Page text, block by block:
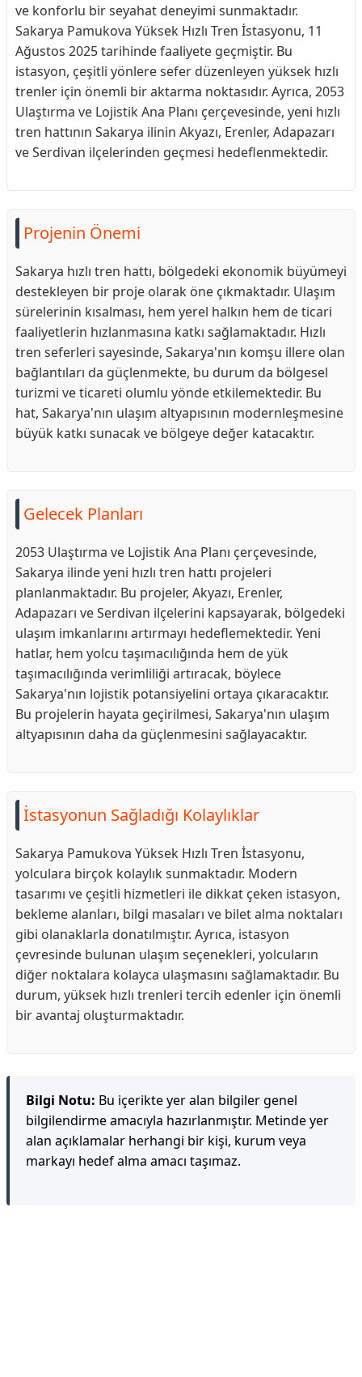
ve konforlu bir seyahat deneyimi sunmaktadır.
Sakarya Pamukova Yüksek Hızlı Tren İstasyonu, 11
Ağustos 2025 tarihinde faaliyete geçmiştir. Bu
istasyon, çeşitli yönlere sefer düzenleyen yüksek hızlı
trenler için önemli bir aktarma noktasıdır. Ayrıca, 2053
Ulaştırma ve Lojistik Ana Planı çerçevesinde, yeni hızlı
tren hattının Sakarya ilinin Akyazı, Erenler, Adapazarı
ve Serdivan ilçelerinden geçmesi hedeflenmektedir.
Projenin Önemi
Sakarya hızlı tren hattı, bölgedeki ekonomik büyümeyi
destekleyen bir proje olarak öne çıkmaktadır. Ulaşım
sürelerinin kısalması, hem yerel halkın hem de ticari
faaliyetlerin hızlanmasına katkı sağlamaktadır. Hızlı
tren seferleri sayesinde, Sakarya'nın komşu illere olan
bağlantıları da güçlenmekte, bu durum da bölgesel
turizmi ve ticareti olumlu yönde etkilemektedir. Bu
hat, Sakarya'nın ulaşım altyapısının modernleşmesine
büyük katkı sunacak ve bölgeye değer katacaktır.
Gelecek Planları
2053 Ulaştırma ve Lojistik Ana Planı çerçevesinde,
Sakarya ilinde yeni hızlı tren hattı projeleri
planlanmaktadır. Bu projeler, Akyazı, Erenler,
Adapazarı ve Serdivan ilçelerini kapsayarak, bölgedeki
ulaşım imkanlarını artırmayı hedeflemektedir. Yeni
hatlar, hem yolcu taşımacılığında hem de yük
taşımacılığında verimliliği artıracak, böylece
Sakarya'nın lojistik potansiyelini ortaya çıkaracaktır.
Bu projelerin hayata geçirilmesi, Sakarya'nın ulaşım
altyapısının daha da güçlenmesini sağlayacaktır.
İstasyonun Sağladığı Kolaylıklar
Sakarya Pamukova Yüksek Hızlı Tren İstasyonu,
yolculara birçok kolaylık sunmaktadır. Modern
tasarımı ve çeşitli hizmetleri ile dikkat çeken istasyon,
bekleme alanları, bilgi masaları ve bilet alma noktaları
gibi olanaklarla donatılmıştır. Ayrıca, istasyon
çevresinde bulunan ulaşım seçenekleri, yolcuların
diğer noktalara kolayca ulaşmasını sağlamaktadır. Bu
durum, yüksek hızlı trenleri tercih edenler için önemli
bir avantaj oluşturmaktadır.
Bilgi Notu: Bu içerikte yer alan bilgiler genel
bilgilendirme amacıyla hazırlanmıştır. Metinde yer
alan açıklamalar herhangi bir kişi, kurum veya
markayı hedef alma amacı taşımaz.